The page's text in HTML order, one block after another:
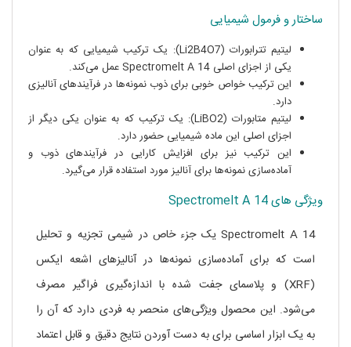
ساختار و فرمول شیمیایی
لیتیم تترابورات (Li2B4O7): یک ترکیب شیمیایی که به عنوان
یکی از اجزای اصلی Spectromelt A 14 عمل می‌کند.
این ترکیب خواص خوبی برای ذوب نمونه‌ها در فرآیندهای آنالیزی
دارد.
لیتیم متابورات (LiBO2): یک ترکیب که به عنوان یکی دیگر از
اجزای اصلی این ماده شیمیایی حضور دارد.
این ترکیب نیز برای افزایش کارایی در فرآیندهای ذوب و
آماده‌سازی نمونه‌ها برای آنالیز مورد استفاده قرار می‌گیرد.
ویژگی های Spectromelt A 14
Spectromelt A 14 یک جزء خاص در شیمی تجزیه و تحلیل
است که برای آماده‌سازی نمونه‌ها در آنالیز‌های اشعه ایکس
(XRF) و پلاسمای جفت شده با اندازه‌گیری فراگیر مصرف
می‌شود. این محصول ویژگی‌های منحصر به فردی دارد که آن را
به یک ابزار اساسی برای به دست آوردن نتایج دقیق و قابل اعتماد